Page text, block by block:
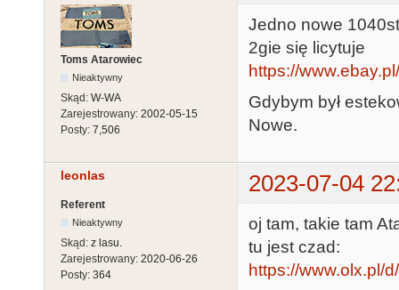
Toms Atarowiec
Nieaktywny
Skąd: W-WA
Zarejestrowany: 2002-05-15
Posty: 7,506
Jedno nowe
2gie się licytuje
https://
Gdybym był
Nowe.
leonlas 2023-07-04
Referent
Nieaktywny
Skąd: z lasu.
Zarejestrowany: 2020-06-26
Posty: 364
oj tam, takie tam
tu jest czad:
https://www.olx.pl/